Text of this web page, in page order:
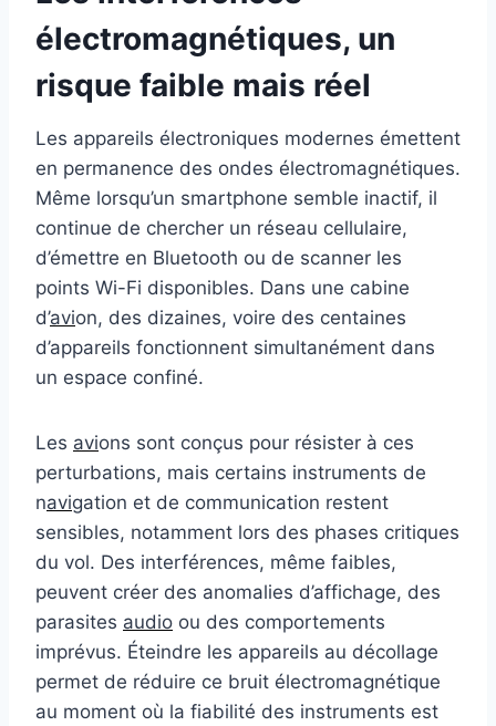
électromagnétiques, un
risque faible mais réel
Les appareils électroniques modernes émettent
en permanence des ondes électromagnétiques.
Même lorsqu’un smartphone semble inactif, il
continue de chercher un réseau cellulaire,
d’émettre en Bluetooth ou de scanner les
points Wi-Fi disponibles. Dans une cabine
d’avion, des dizaines, voire des centaines
d’appareils fonctionnent simultanément dans
un espace confiné.
Les avions sont conçus pour résister à ces
perturbations, mais certains instruments de
navigation et de communication restent
sensibles, notamment lors des phases critiques
du vol. Des interférences, même faibles,
peuvent créer des anomalies d’affichage, des
parasites audio ou des comportements
imprévus. Éteindre les appareils au décollage
permet de réduire ce bruit électromagnétique
au moment où la fiabilité des instruments est